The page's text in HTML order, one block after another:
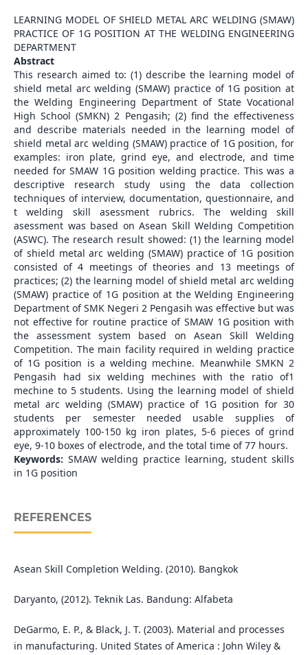
LEARNING MODEL OF SHIELD METAL ARC WELDING (SMAW)
PRACTICE OF 1G POSITION AT THE WELDING ENGINEERING
DEPARTMENT
Abstract
This research aimed to: (1) describe the learning model of
shield metal arc welding (SMAW) practice of 1G position at
the Welding Engineering Department of State Vocational
High School (SMKN) 2 Pengasih; (2) find the effectiveness
and describe materials needed in the learning model of
shield metal arc welding (SMAW) practice of 1G position, for
examples: iron plate, grind eye, and electrode, and time
needed for SMAW 1G position welding practice. This was a
descriptive research study using the data collection
techniques of interview, documentation, questionnaire, and
t welding skill asessment rubrics. The welding skill
asessment was based on Asean Skill Welding Competition
(ASWC). The research result showed: (1) the learning model
of shield metal arc welding (SMAW) practice of 1G position
consisted of 4 meetings of theories and 13 meetings of
practices; (2) the learning model of shield metal arc welding
(SMAW) practice of 1G position at the Welding Engineering
Department of SMK Negeri 2 Pengasih was effective but was
not effective for routine practice of SMAW 1G position with
the assessment system based on Asean Skill Welding
Competition. The main facility required in welding practice
of 1G position is a welding mechine. Meanwhile SMKN 2
Pengasih had six welding mechines with the ratio of1
mechine to 5 students. Using the learning model of shield
metal arc welding (SMAW) practice of 1G position for 30
students per semester needed usable supplies of
approximately 100-150 kg iron plates, 5-6 pieces of grind
eye, 9-10 boxes of electrode, and the total time of 77 hours.
Keywords: SMAW welding practice learning, student skills
in 1G position
REFERENCES
Asean Skill Completion Welding. (2010). Bangkok
Daryanto, (2012). Teknik Las. Bandung: Alfabeta
DeGarmo, E. P., & Black, J. T. (2003). Material and processes
in manufacturing. United States of America : John Wiley &